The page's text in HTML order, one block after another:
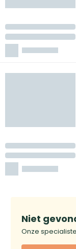
Niet
Onze